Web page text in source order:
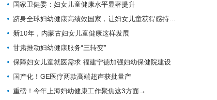
国家卫健委：妇女儿童健康水平显著提升
跻身全球妇幼健康高绩效国家，让妇女儿童获得感持续增强
新10年，内蒙古妇女儿童健康这样发展
甘肃推动妇幼健康服务“三转变”
保障妇女儿童就医需求 福建宁德加强妇幼保健院建设
国产化！GE医疗两款高端超声获批量产
重磅！今年上海妇幼健康工作聚焦这3方面→